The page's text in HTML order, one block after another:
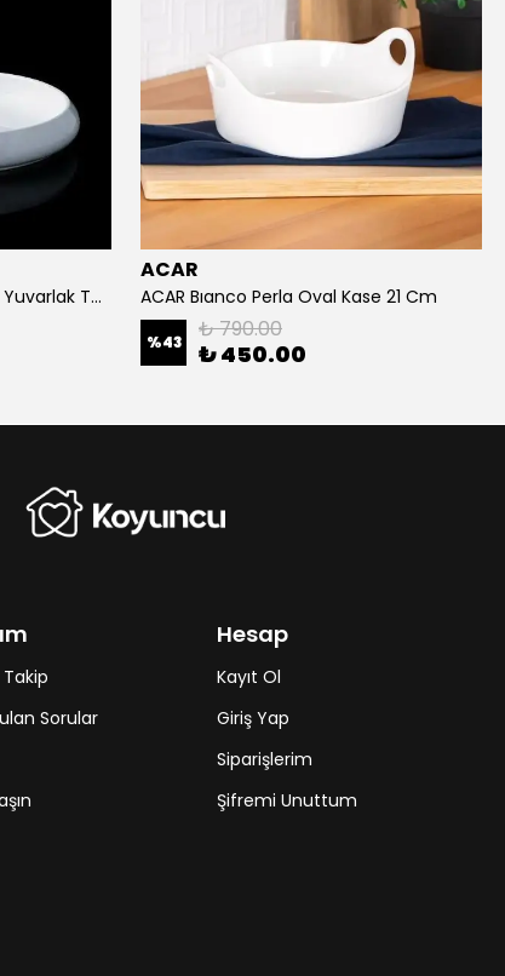
ACAR Bianco Perla Porselen Yuvarlak Tabak 24x3.8 cm
ACAR
ACAR Bıanco Perla Oval Kase 21 Cm
%43 ₺ 790.00
₺ 450.00
Sorular
Hesap
Kayıt Ol
Giriş Yap
Siparişlerim
Şifremi Unuttum